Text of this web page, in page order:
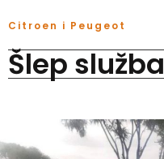
Citroen i Peugeot
Šlep služba